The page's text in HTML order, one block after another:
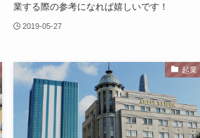
業する際の参考になれば嬉しいです！
2019-05-27
起業